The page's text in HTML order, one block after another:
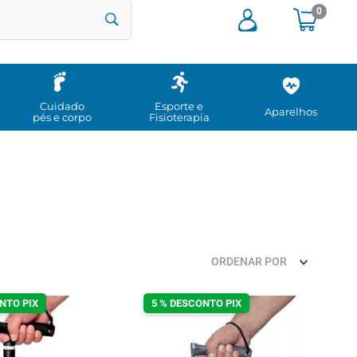
0
Cuidado
pés e corpo
Esporte e
Fisioterapia
Aparelhos
ORDENAR POR
PIX 5 % DESCONTO PIX